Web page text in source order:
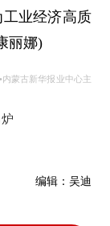
业经济高质
丽娜)
蒙古新华报业中心主
编辑： 吴迪